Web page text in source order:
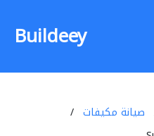
Buildeey
صيانة مكيفات